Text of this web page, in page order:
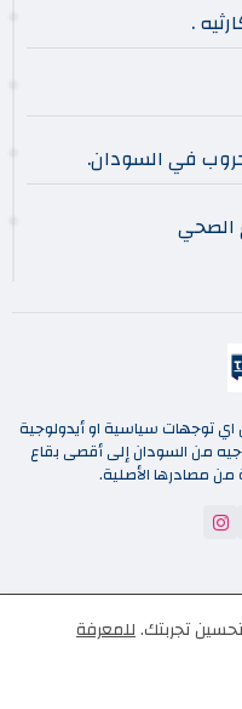
.
في السودان.
الصحي
اي توجهات سياسية او أيدولوجية
من السودان إلى أقصى بقاع
من مصادرها الأصلية.
غير موجودة
تجربتك.للمعرفة